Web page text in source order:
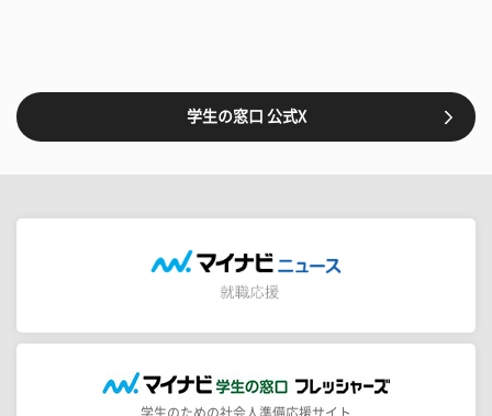
学生の窓口 公式X
学生のための社会人準備応援サイト